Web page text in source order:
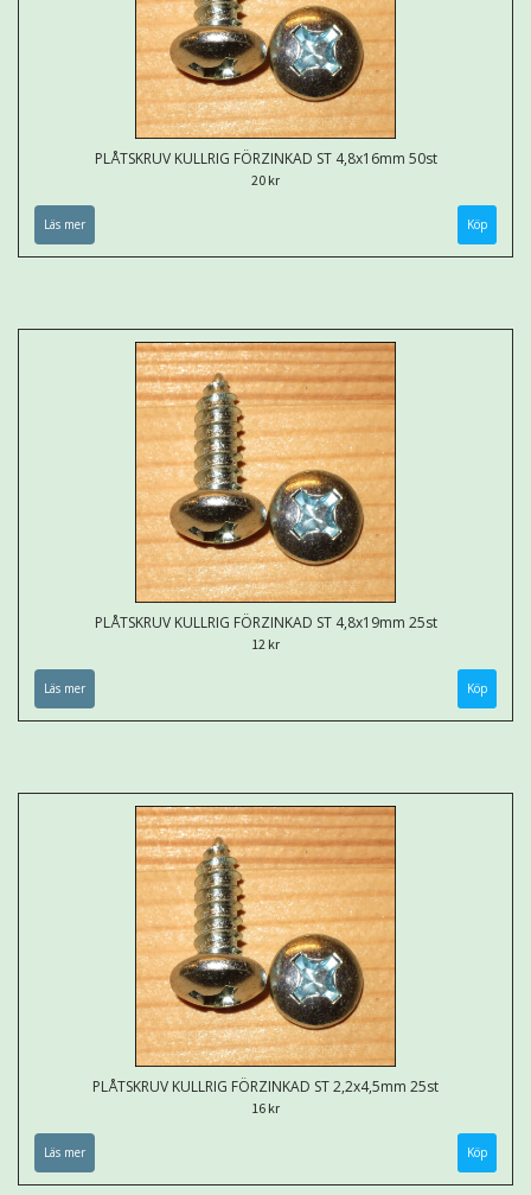
PLÅTSKRUV KULLRIG FÖRZINKAD ST 4,8x16mm 50st
20 kr
Läs mer
PLÅTSKRUV KULLRIG FÖRZINKAD ST 4,8x19mm 25st
12 kr
Läs mer
PLÅTSKRUV KULLRIG FÖRZINKAD ST 2,2x4,5mm 25st
16 kr
Läs mer